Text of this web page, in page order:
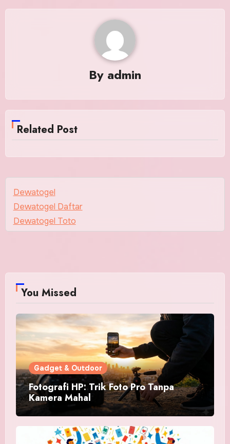
By admin
Related Post
Dewatogel
Dewatogel Daftar
Dewatogel Toto
You Missed
Gadget & Outdoor
Fotografi HP: Trik Foto Pro Tanpa
Kamera Mahal